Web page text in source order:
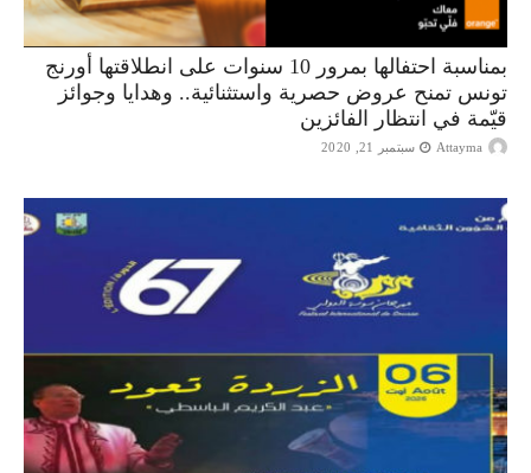
بمناسبة احتفالها بمرور 10 سنوات على انطلاقتها أورنج
تونس تمنح عروض حصرية واستثنائية.. وهدايا وجوائز
قيّمة في انتظار الفائزين
Attayma سبتمبر 21, 2020